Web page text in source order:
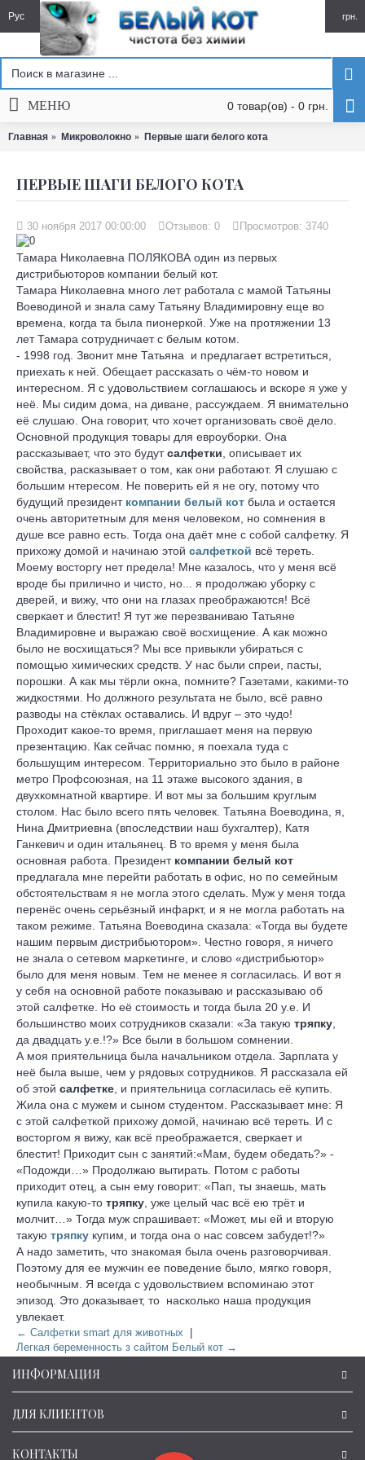
Рус грн.
0 товар(ов) - 0 грн.
МЕНЮ
Главная Микроволокно Первые шаги белого кота
ПЕРВЫЕ ШАГИ БЕЛОГО КОТА
30 ноября 2017 00:00:00 Отзывов: 0 Просмотров: 3740
Тамара Николаевна ПОЛЯКОВА один из первых
дистрибьюторов компании белый кот.
Тамара Николаевна много лет работала с мамой Татьяны
Воеводиной и знала саму Татьяну Владимировну еще во
времена, когда та была пионеркой. Уже на протяжении 13
лет Тамара сотрудничает с белым котом.
- 1998 год. Звонит мне Татьяна и предлагает встретиться,
приехать к ней. Обещает рассказать о чём-то новом и
интересном. Я с удовольствием соглашаюсь и вскоре я уже у
неё. Мы сидим дома, на диване, рассуждаем. Я внимательно
её слушаю. Она говорит, что хочет организовать своё дело.
Основной продукция товары для евроуборки. Она
рассказывает, что это будутсалфетки , описывает их
свойства, расказывает о том, как они работают. Я слушаю с
большим нтересом. Не поверить ей я не огу, потому что
будущий президент компании белый кот была и остается
очень авторитетным для меня человеком, но сомнения в
душе все равно есть. Тогда она даёт мне с собой салфетку. Я
прихожу домой и начинаю этой салфеткой всё тереть.
Моему восторгу нет предела! Мне казалось, что у меня всё
вроде бы прилично и чисто, но... я продолжаю уборку с
дверей, и вижу, что они на глазах преображаются! Всё
сверкает и блестит! Я тут же перезваниваю Татьяне
Владимировне и выражаю своё восхищение. А как можно
было не восхищаться? Мы все привыкли убираться с
помощью химических средств. У нас были спреи, пасты,
порошки. А как мы тёрли окна, помните? Газетами, какими-то
жидкостями. Но должного результата не было, всё равно
разводы на стёклах оставались. И вдруг – это чудо!
Проходит какое-то время, приглашает меня на первую
презентацию. Как сейчас помню, я поехала туда с
большущим интересом. Территориально это было в районе
метро Профсоюзная, на 11 этаже высокого здания, в
двухкомнатной квартире. И вот мы за большим круглым
столом. Нас было всего пять человек. Татьяна Воеводина, я,
Нина Дмитриевна (впоследствии наш бухгалтер), Катя
Ганкевич и один итальянец. В то время у меня была
основная работа. Президент компании белый кот
предлагала мне перейти работать в офис, но по семейным
обстоятельствам я не могла этого сделать. Муж у меня тогда
перенёс очень серьёзный инфаркт, и я не могла работать на
таком режиме. Татьяна Воеводина сказала: «Тогда вы будете
нашим первым дистрибьютором». Честно говоря, я ничего
не знала о сетевом маркетинге, и слово «дистрибьютор»
было для меня новым. Тем не менее я согласилась. И вот я
у себя на основной работе показываю и рассказываю об
этой салфетке. Но её стоимость и тогда была 20 у.е. И
большинство моих сотрудников сказали: «За такую тряпку
да двадцать у.е.!?» Все были в большом сомнении.
А моя приятельница была начальником отдела. Зарплата у
неё была выше, чем у рядовых сотрудников. Я рассказала ей
об этой салфетке , и приятельница согласилась её купить.
Жила она с мужем и сыном студентом. Рассказывает мне: Я
с этой салфеткой прихожу домой, начинаю всё тереть. И с
восторгом я вижу, как всё преображается, сверкает и
блестит! Приходит сын с занятий:«Мам, будем обедать?» -
«Подожди…» Продолжаю вытирать. Потом с работы
приходит отец, а сын ему говорит: «Пап, ты знаешь, мать
купила какую-то тряпку , уже целый час всё ею трёт и
молчит…» Тогда муж спрашивает: «Может, мы ей и вторую
такую тряпку купим, и тогда она о нас совсем забудет!?»
А надо заметить, что знакомая была очень разговорчивая.
Поэтому для ее мужчин ее поведение было, мягко говоря,
необычным. Я всегда с удовольствием вспоминаю этот
эпизод. Это доказывает, то насколько наша продукция
увлекает.
← Cалфетки smart для животных
Легкая беременность з сайтом Белый кот →
ИНФОРМАЦИЯ
ДЛЯ КЛИЕНТОВ
КОНТАКТЫ